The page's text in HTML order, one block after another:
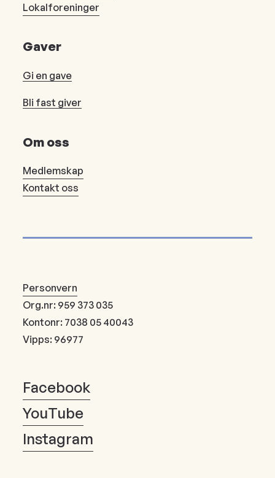
Lokalforeninger
Gaver
Gi en gave
Bli fast giver
Om oss
Medlemskap
Kontakt oss
Personvern
Org.nr: 959 373 035
Kontonr: 7038 05 40043
Vipps: 96977
Facebook
YouTube
Instagram